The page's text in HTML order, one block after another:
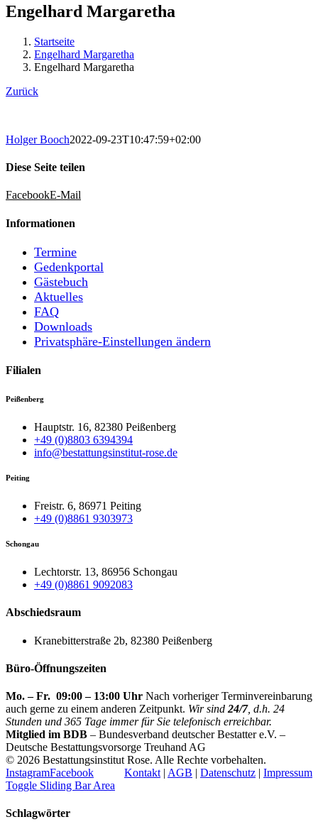
Engelhard Margaretha
Startseite
Engelhard Margaretha
Engelhard Margaretha
Zurück
Holger Booch2022-09-23T10:47:59+02:00
Diese Seite teilen
FacebookE-Mail
Informationen
Termine
Gedenkportal
Gästebuch
Aktuelles
FAQ
Downloads
Privatsphäre-Einstellungen ändern
Filialen
Peißenberg
Hauptstr. 16, 82380 Peißenberg
+49 (0)8803 6394394
info@bestattungsinstitut-rose.de
Peiting
Freistr. 6, 86971 Peiting
+49 (0)8861 9303973
Schongau
Lechtorstr. 13, 86956 Schongau
+49 (0)8861 9092083
Abschiedsraum
Kranebitterstraße 2b, 82380 Peißenberg
Büro-Öffnungszeiten
Mo. – Fr. 09:00 – 13:00 Uhr Nach vorheriger Terminvereinbarung
auch gerne zu einem anderen Zeitpunkt. Wir sind 24/7, d.h. 24
Stunden und 365 Tage immer für Sie telefonisch erreichbar.
Mitglied im BDB – Bundesverband deutscher Bestatter e.V. –
Deutsche Bestattungsvorsorge Treuhand AG
© 2026 Bestattungsinstitut Rose. Alle Rechte vorbehalten.
Kontakt | AGB | Datenschutz | Impressum
InstagramFacebook
Toggle Sliding Bar Area
Schlagwörter